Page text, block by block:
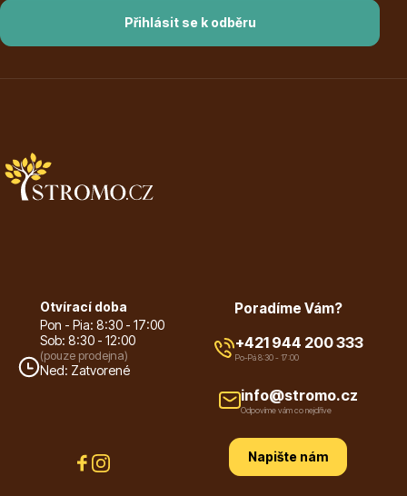
Okrasné keře
Přihlásit se k odběru
Otvírací doba
Pon - Pia: 8:30 - 17:00
Sob: 8:30 - 12:00
(pouze prodejna)
Ned: Zatvorené
Poradíme Vám?
+421 944 200 333
Po-Pá 8:30 - 17:00
info@stromo.cz
Odpovíme vám co nejdříve
Napište nám